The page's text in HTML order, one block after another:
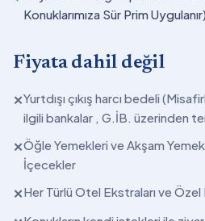
Konuklarımıza Sür Prim Uygulanır)
Fiyata dahil değil
✕Yurtdışı çıkış harcı bedeli
ilgili bankalar , G.İB. üzerinden
✕Öğle Yemekleri ve Akşam
İçecekler
✕Her Türlü Otel Ekstraları ve Özel